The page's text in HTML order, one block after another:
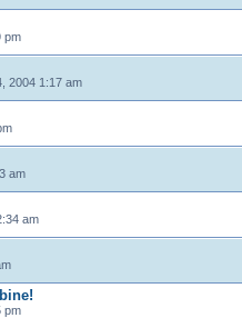
pm
2004 1:17 am
am
am
pm